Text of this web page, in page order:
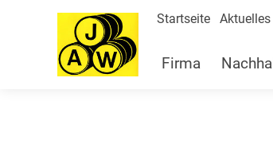
Startseite Aktuelles
Firma